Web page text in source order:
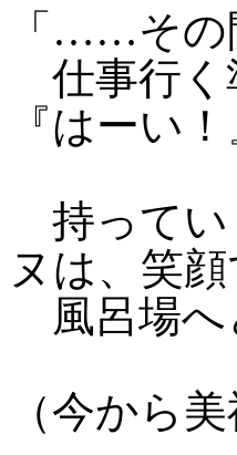
「……その
仕事行く
『はーい！
持ってい
ヌは、笑顔
風呂場へ
（今から